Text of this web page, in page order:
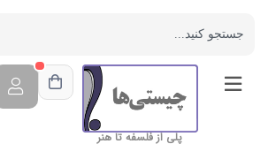
پلی از فلسفه تا هنر